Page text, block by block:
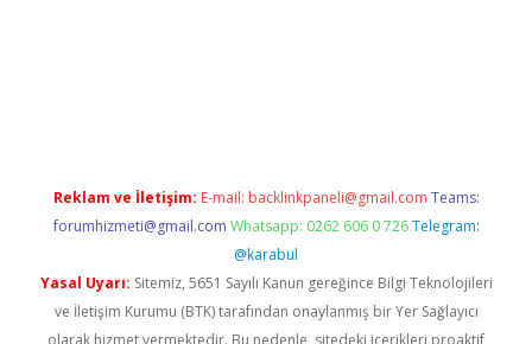
Reklam ve İletişim: E-mail: backlinkpaneli@gmail.com Teams:
forumhizmeti@gmail.com Whatsapp: 0262 606 0 726 Telegram:
@karabul
Yasal Uyarı: Sitemiz, 5651 Sayılı Kanun gereğince Bilgi Teknolojileri
ve İletişim Kurumu (BTK) tarafından onaylanmış bir Yer Sağlayıcı
olarak hizmet vermektedir. Bu nedenle, sitedeki içerikleri proaktif